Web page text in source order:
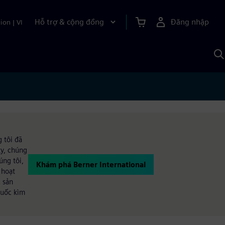
| VI Hỗ trợ & cộng đồng Đăng nhập
tôi đã
chúng
tôi,
kìm
Khám phá Berner International